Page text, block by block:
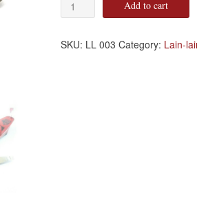
Jadul
otok
Add to cart
SKU: LL 003 Category: Lain-